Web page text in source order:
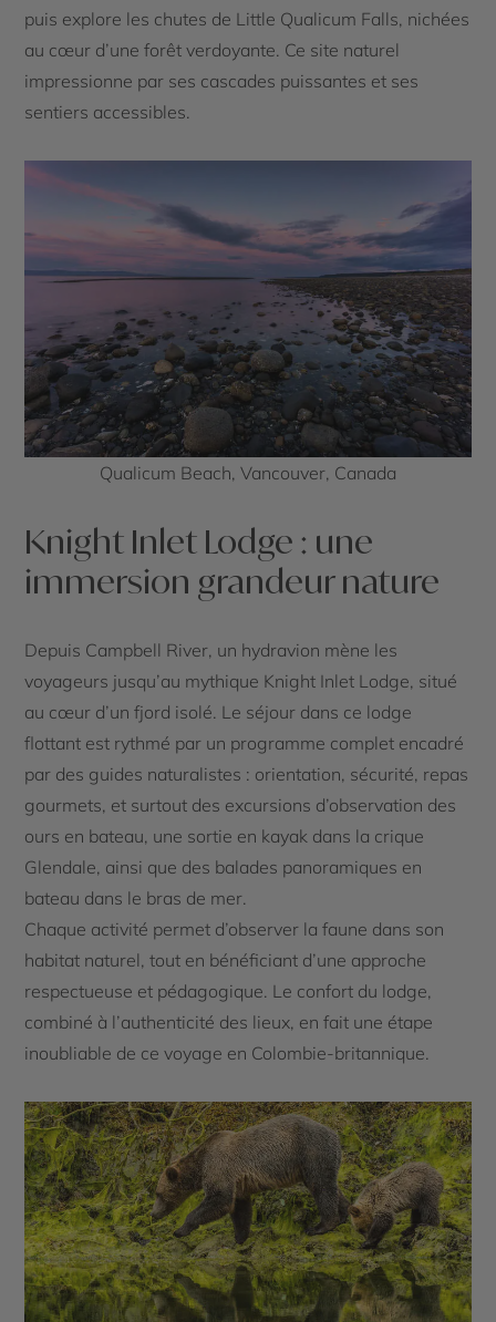
puis explore les chutes de Little Qualicum Falls, nichées
au cœur d’une forêt verdoyante. Ce site naturel
impressionne par ses cascades puissantes et ses
sentiers accessibles.
Qualicum Beach, Vancouver, Canada
Knight Inlet Lodge : une
immersion grandeur nature
Depuis Campbell River, un hydravion mène les
voyageurs jusqu’au mythique Knight Inlet Lodge, situé
au cœur d’un fjord isolé. Le séjour dans ce lodge
flottant est rythmé par un programme complet encadré
par des guides naturalistes : orientation, sécurité, repas
gourmets, et surtout des excursions d’observation des
ours en bateau, une sortie en kayak dans la crique
Glendale, ainsi que des balades panoramiques en
bateau dans le bras de mer.
Chaque activité permet d’observer la faune dans son
habitat naturel, tout en bénéficiant d’une approche
respectueuse et pédagogique. Le confort du lodge,
combiné à l’authenticité des lieux, en fait une étape
inoubliable de ce voyage en Colombie-britannique.